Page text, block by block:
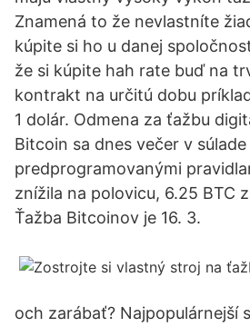
Znamená to že nevlastníte
kúpite si ho u danej
že si kúpite hah rate buď na
kontrakt na určitú dobu
1 dolár. Odmena za ťažbu
Bitcoin sa dnes večer v súlade
predprogramovanými
znížila na polovicu, 6.25 BTC
Ťažba Bitcoinov je 16. 3.
och zarábať? Najpopulárnejší